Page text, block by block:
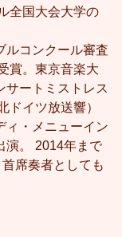
全国大会大学の
ルコンクール審査
賞。東京音楽大
サートミストレス
ドイツ放送響）
ィ・メニューイン
演。 2014年まで
席奏者としても